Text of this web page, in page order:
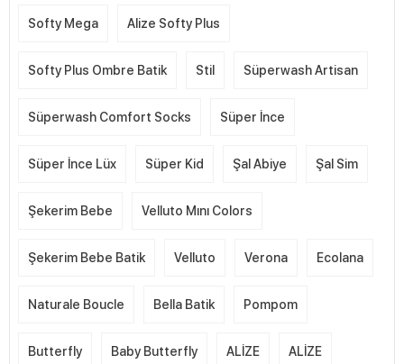
Softy Mega Alize Softy Plus
Softy Plus Ombre Batik Stil Süperwash Artisan
Süperwash Comfort Socks Süper İnce
Süper İnce Lüx Süper Kid Şal Abiye Şal Sim
Şekerim Bebe Velluto Mını Colors
Şekerim Bebe Batik Velluto Verona Ecolana
Naturale Boucle Bella Batik Pompom
Butterfly Baby Butterfly ALİZE ALİZE